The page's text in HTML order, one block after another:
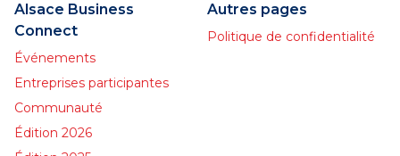
Alsace Business
Connect
Événements
Entreprises participantes
Communauté
Édition 2026
Autres pages
Politique de confidentialité